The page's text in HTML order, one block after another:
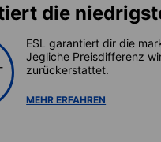
die
ESL garantiert dir die
Jegliche Preisdifferenz
zurückerstattet.
MEHR ERFAHREN